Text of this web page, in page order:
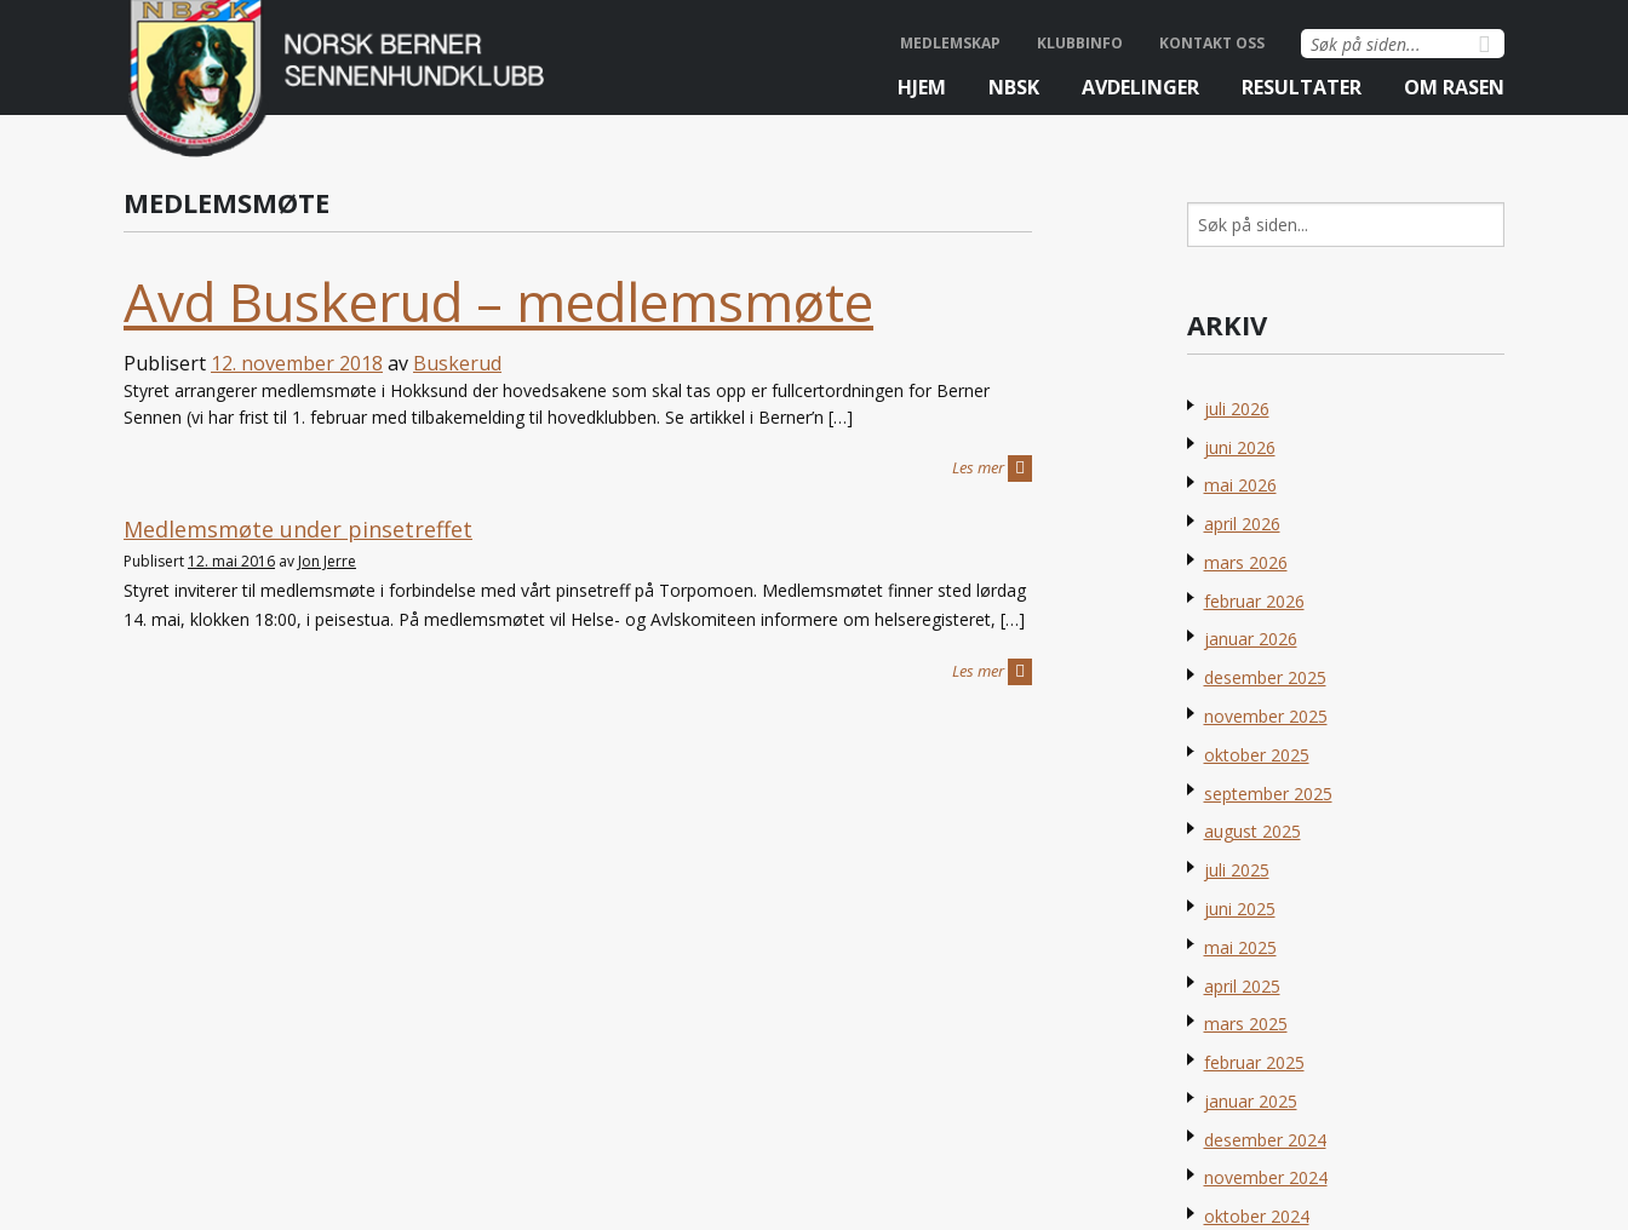
Norsk
Berner
Sennenhundklubb
Søk
etter:
MEDLEMSKAP KLUBBINFO KONTAKT OSS
HJEM NBSK AVDELINGER RESULTATER OM RASEN
MEDLEMSMØTE
Avd Buskerud – medlemsmøte
Publisert 12. november 2018 av Buskerud
Styret arrangerer medlemsmøte i Hokksund der hovedsakene som skal tas opp er fullcertordningen for Berner
Sennen (vi har frist til 1. februar med tilbakemelding til hovedklubben. Se artikkel i Berner’n […]
Les mer
Medlemsmøte under pinsetreffet
Publisert 12. mai 2016 av Jon Jerre
Styret inviterer til medlemsmøte i forbindelse med vårt pinsetreff på Torpomoen. Medlemsmøtet finner sted lørdag
14. mai, klokken 18:00, i peisestua. På medlemsmøtet vil Helse- og Avlskomiteen informere om helseregisteret, […]
Les mer
Søk
etter:
ARKIV
juli 2026
juni 2026
mai 2026
april 2026
mars 2026
februar 2026
januar 2026
desember 2025
november 2025
oktober 2025
september 2025
august 2025
juli 2025
juni 2025
mai 2025
april 2025
mars 2025
februar 2025
januar 2025
desember 2024
november 2024
oktober 2024